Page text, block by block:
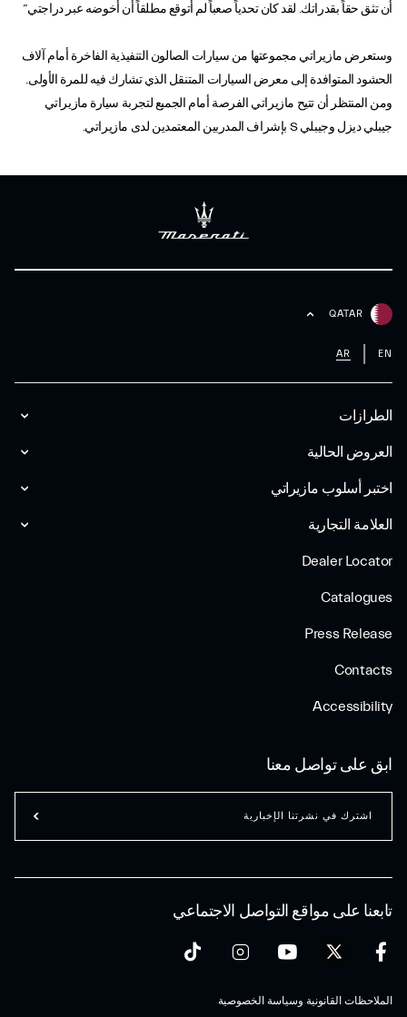
أن تثق حقاً بقدراتك. لقد كان تحدياً صعباً لم أتوقع مطلقاً أن أخوضه عبر دراجتي.”
وستعرض مازيراتي مجموعتها من سيارات الصالون التنفيذية الفاخرة أمام آلاف
الحشود المتوافدة إلى معرض السيارات المتنقل الذي تشارك فيه للمرة الأولى.
ومن المنتظر أن تتيح مازيراتي الفرصة أمام الجميع لتجربة سيارة مازيراتي
جيبلي ديزل وجيبلي S بإشراف المدربين المعتمدين لدى مازيراتي.
الطرازات
العروض الحالية
اختبر أسلوب مازیراتي
العلامة التجارية
Dealer Locator
Catalogues
Press Release
Contacts
Accessibility
QATAR
EN
AR
تابعنا على مواقع التواصل الاجتماعي
الملاحظات القانونية وسياسة الخصوصية
ابق على تواصل معنا
اشترك في نشرتنا الإخبارية